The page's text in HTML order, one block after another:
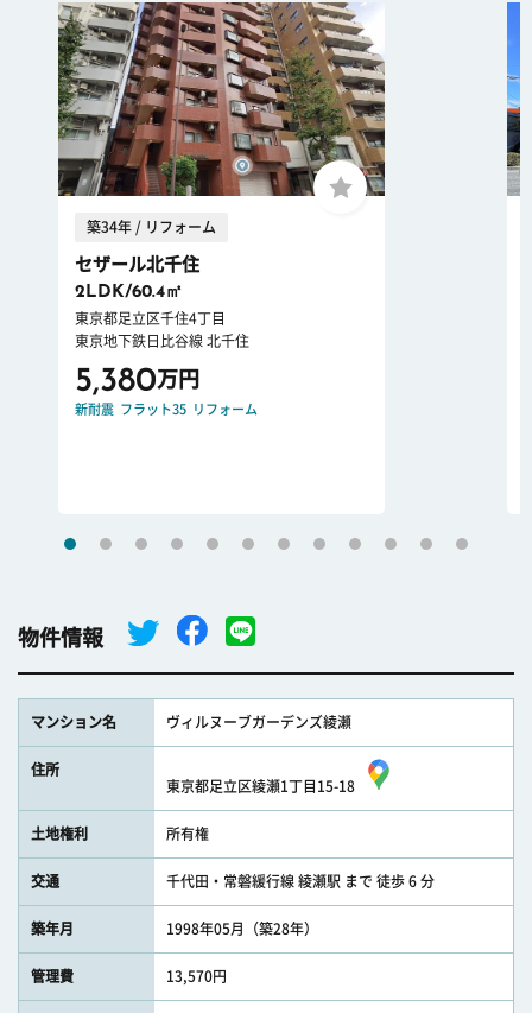
築34年 / リフォーム
セザール北千住
2LDK/60.4㎡
東京都足立区千住4丁目
東京地下鉄日比谷線 北千住
5,380万円
新耐震 フラット35 リフォーム
物件情報
マンション名 ヴィルヌーブガーデンズ綾瀬
住所
東京都足立区綾瀬1丁目15-18
土地権利 所有権
交通 千代田・常磐緩行線 綾瀬駅 まで 徒歩 6 分
築年月 1998年05月（築28年）
管理費 13,570円